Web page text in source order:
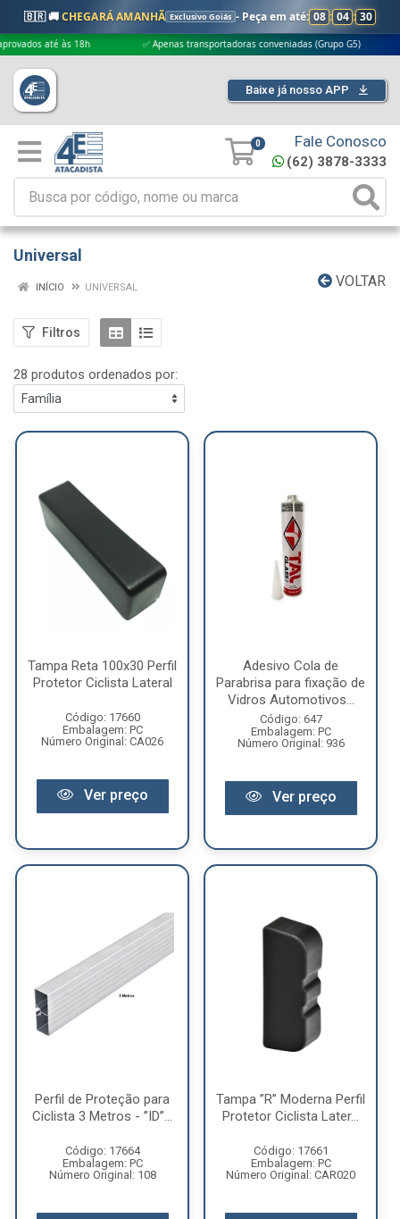
🇧🇷 🚚CHEGARÁ AMANHÃ Exclusivo Goiás - Peça em até: 08 : 04 : 29
às 18h ✅ Apenas transportadoras conveniadas (Grupo G5) 🎁
Baixe já nosso APP
0 Fale Conosco
(62) 3878-3333
Universal
VOLTAR
INÍCIO UNIVERSAL
Filtros
28 produtos ordenados por:
Tampa Reta 100x30 Perfil
Protetor Ciclista Lateral
Código: 17660
Embalagem: PC
Número Original: CA026
Ver preço
Adesivo Cola de
Parabrisa para fixação de
Vidros Automotivos...
Código: 647
Embalagem: PC
Número Original: 936
Ver preço
Perfil de Proteção para
Ciclista 3 Metros - ”ID”...
Código: 17664
Embalagem: PC
Número Original: 108
Tampa ”R” Moderna Perfil
Protetor Ciclista Later...
Código: 17661
Embalagem: PC
Número Original: CAR020